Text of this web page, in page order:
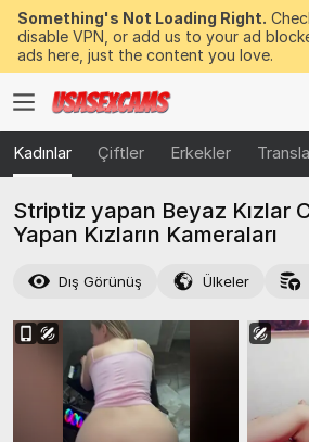
Something's Not Loading Right.
disable VPN, or add us to your ad
ads here, just the content you love.
Kadınlar Çiftler Erkekler
Striptiz yapan Beyaz Kızlar
Yapan Kızların Kameraları
Dış Görünüş Ülkeler